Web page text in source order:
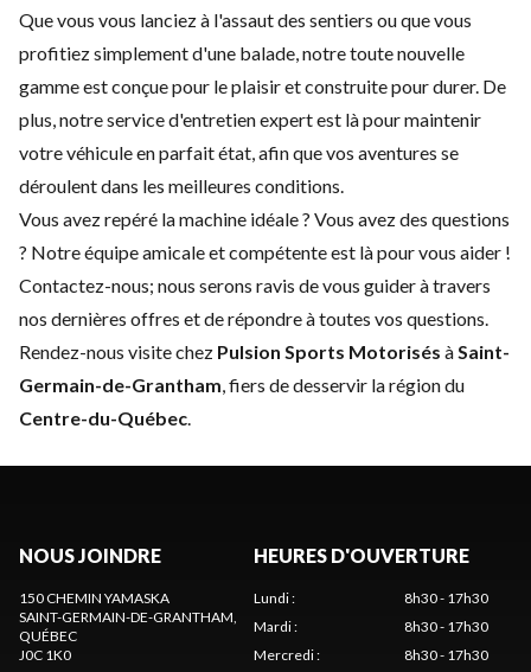
Que vous vous lanciez à l'assaut des sentiers ou que vous
profitiez simplement d'une balade, notre toute nouvelle
gamme est conçue pour le plaisir et construite pour durer. De
plus, notre service d'entretien expertest là pour maintenir
votre véhicule en parfait état, afin que vos aventures se
déroulent dans les meilleures conditions.
Vous avez repéré la machine idéale ? Vous avez des questions
? Notre équipe amicale et compétente est là pour vous aider !
Contactez-nous; nous serons ravis de vous guider à travers
nos dernières offres et de répondre à toutes vos questions.
Rendez-nous visite chez Pulsion Sports Motorisés àSaint-
Germain-de-Grantham, fiers de desservir la région du
Centre-du-Québec.
NOUS JOINDRE
150 CHEMIN YAMASKA
SAINT-GERMAIN-DE-GRANTHAM,
QUÉBEC
J0C 1K0
HEURES D'OUVERTURE
Lundi:
8h30 - 17h30
Mardi:
8h30 - 17h30
Mercredi: 8h30 - 17h30